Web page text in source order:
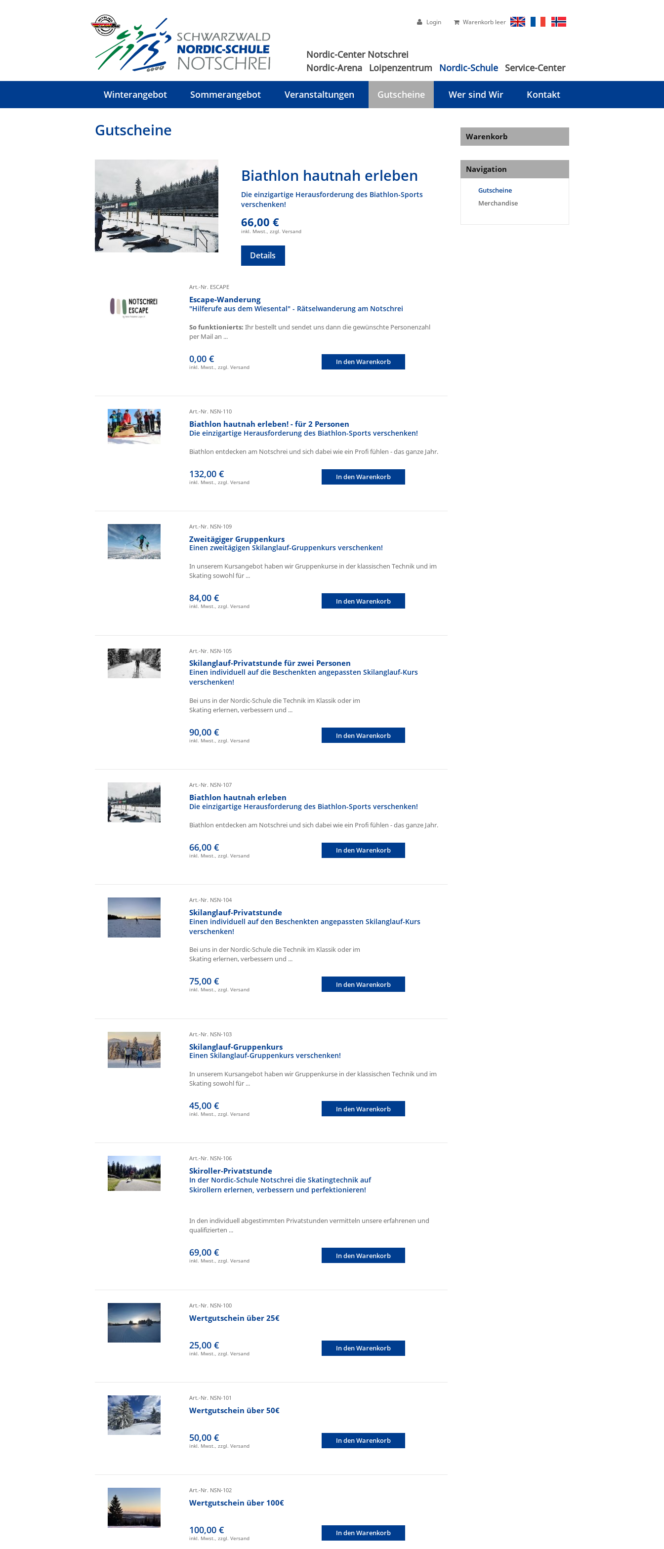
Login Warenkorb leer
Nordic-Center Notschrei
Nordic-Arena
Loipenzentrum Nordic-Schule Service-Center
Winterangebot Sommerangebot Veranstaltungen Gutscheine Wer sind Wir Kontakt
Gutscheine
Biathlon hautnah erleben
Die einzigartige Herausforderung des Biathlon-Sports
verschenken!
66,00 €
inkl. Mwst., zzgl. Versand
Details
Art.-Nr. ESCAPE
Escape-Wanderung
"Hilferufe aus dem Wiesental" - Rätselwanderung am Notschrei
So funktionierts: Ihr bestellt und sendet uns dann die gewünschte Personenzahl
per Mail an ...
0,00 €
inkl. Mwst., zzgl. Versand
In den Warenkorb
Art.-Nr. NSN-110
Biathlon hautnah erleben! - für 2 Personen
Die einzigartige Herausforderung des Biathlon-Sports verschenken!
Biathlon entdecken am Notschrei und sich dabei wie ein Profi fühlen - das ganze Jahr.
132,00 €
inkl. Mwst., zzgl. Versand
In den Warenkorb
Art.-Nr. NSN-109
Zweitägiger Gruppenkurs
Einen zweitägigen Skilanglauf-Gruppenkurs verschenken!
In unserem Kursangebot haben wir Gruppenkurse in der klassischen Technik und im
Skating sowohl für ...
84,00 €
inkl. Mwst., zzgl. Versand
In den Warenkorb
Art.-Nr. NSN-105
Skilanglauf-Privatstunde für zwei Personen
Einen individuell auf die Beschenkten angepassten Skilanglauf-Kurs
verschenken!
Bei uns in der Nordic-Schule die Technik im Klassik oder im
Skating erlernen, verbessern und ...
90,00 €
inkl. Mwst., zzgl. Versand
In den Warenkorb
Art.-Nr. NSN-107
Biathlon hautnah erleben
Die einzigartige Herausforderung des Biathlon-Sports verschenken!
Biathlon entdecken am Notschrei und sich dabei wie ein Profi fühlen - das ganze Jahr.
66,00 €
inkl. Mwst., zzgl. Versand
In den Warenkorb
Art.-Nr. NSN-104
Skilanglauf-Privatstunde
Einen individuell auf den Beschenkten angepassten Skilanglauf-Kurs
verschenken!
Bei uns in der Nordic-Schule die Technik im Klassik oder im
Skating erlernen, verbessern und ...
75,00 €
inkl. Mwst., zzgl. Versand
In den Warenkorb
Art.-Nr. NSN-103
Skilanglauf-Gruppenkurs
Einen Skilanglauf-Gruppenkurs verschenken!
In unserem Kursangebot haben wir Gruppenkurse in der klassischen Technik und im
Skating sowohl für ...
45,00 €
inkl. Mwst., zzgl. Versand
In den Warenkorb
Art.-Nr. NSN-106
Skiroller-Privatstunde
In der Nordic-Schule Notschrei die Skatingtechnik auf
Skirollern erlernen, verbessern und perfektionieren!
In den individuell abgestimmten Privatstunden vermitteln unsere erfahrenen und
qualifizierten ...
69,00 €
inkl. Mwst., zzgl. Versand
In den Warenkorb
Art.-Nr. NSN-100
Wertgutschein über 25€
25,00 €
inkl. Mwst., zzgl. Versand
In den Warenkorb
Art.-Nr. NSN-101
Wertgutschein über 50€
50,00 €
inkl. Mwst., zzgl. Versand
In den Warenkorb
Art.-Nr. NSN-102
Wertgutschein über 100€
100,00 €
inkl. Mwst., zzgl. Versand
In den Warenkorb
Warenkorb
Navigation
Gutscheine
Merchandise